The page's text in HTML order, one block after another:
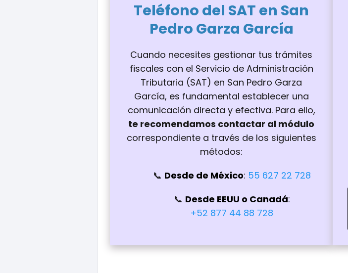
Teléfono del SAT en San
Pedro Garza García
Cuando necesites gestionar tus trámites
fiscales con el Servicio de Administración
Tributaria (SAT) en San Pedro Garza
García, es fundamental establecer una
comunicación directa y efectiva. Para ello,
te recomendamos contactar al módulo
correspondiente a través de los siguientes
métodos:
Desde de México: 55 627 22 728
Desde EEUU o Canadá:
+52 877 44 88 728